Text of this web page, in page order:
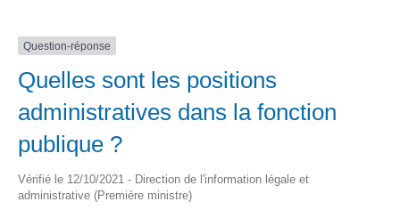
Question-réponse
Quelles sont les positions
administratives dans la fonction
publique ?
Vérifié le 12/10/2021 - Direction de l'information légale et
administrative (Première ministre)